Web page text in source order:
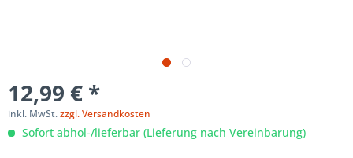
12,99 € *
inkl. MwSt.zzgl. Versandkosten
Sofort abhol-/lieferbar (Lieferung nach Vereinbarung)